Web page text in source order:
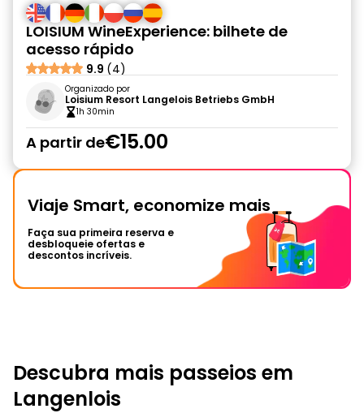
LOISIUM WineExperience: bilhete de
acesso rápido
9.9 (4)
Organizado por
Loisium Resort Langelois Betriebs GmbH
1h 30min
A partir de€15.00
Viaje Smart, economize mais
Faça sua primeira reserva e
desbloqueie ofertas e
descontos incríveis.
Descubra mais passeios em
Langenlois